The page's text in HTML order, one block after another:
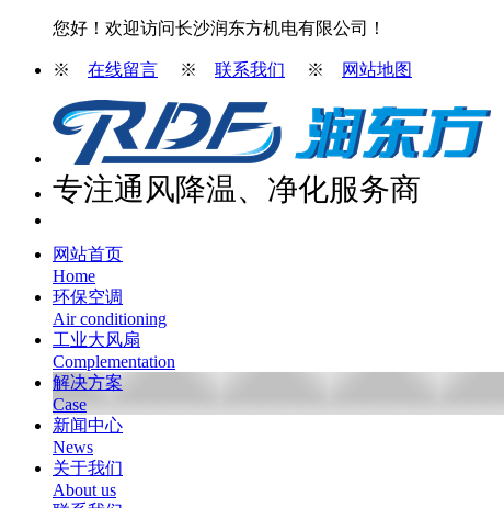
您好！欢迎访问长沙润东方机电有限公司！
※ 在线留言 ※ 联系我们 ※ 网站地图
专注通风降温、净化服务商
网站首页
Home
环保空调
Air conditioning
工业大风扇
Complementation
解决方案
Case
新闻中心
News
关于我们
About us